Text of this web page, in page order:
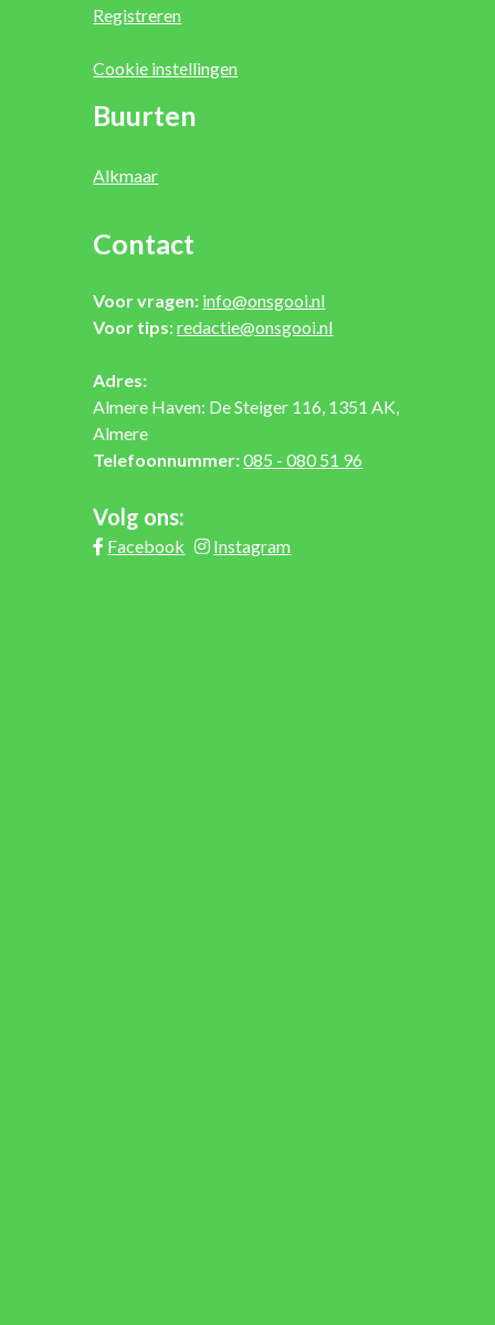
Registreren
Cookie instellingen
Buurten
Alkmaar
Contact
Voor vragen: info@onsgooi.nl
Voor tips:redactie@onsgooi.nl
Adres:
Almere Haven: De Steiger 116, 1351 AK,
Almere
Telefoonnummer:085 - 080 51 96
Volg ons:
Facebook Instagram